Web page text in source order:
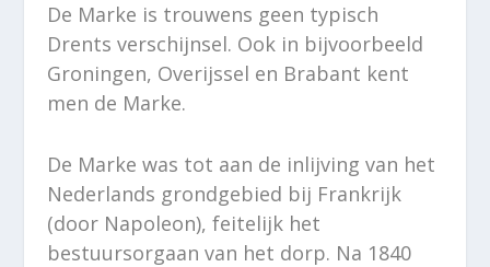
De Marke is trouwens geen typisch
Drents verschijnsel. Ook in bijvoorbeeld
Groningen, Overijssel en Brabant kent
men de Marke.
De Marke was tot aan de inlijving van het
Nederlands grondgebied bij Frankrijk
(door Napoleon), feitelijk het
bestuursorgaan van het dorp. Na 1840